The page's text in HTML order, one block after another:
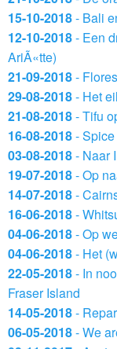
15-10-2018- Bali
12-10-2018- Een
AriÃ«tte)
21-09-2018-
29-08-2018- Het
21-08-2018- Tifu
16-08-2018-
03-08-2018- Naar
19-07-2018- Op
14-07-2018-
16-06-2018-
04-06-2018- Op
04-06-2018- Het
22-05-2018- In
Fraser Island
14-05-2018-
06-05-2018- We